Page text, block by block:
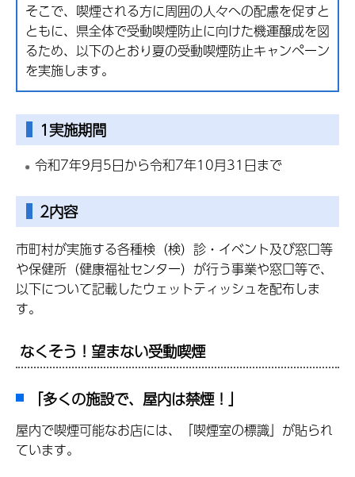
そこで、喫煙される方に周囲の人々への配慮を促すと
ともに、県全体で受動喫煙防止に向けた機運醸成を図
るため、以下のとおり夏の受動喫煙防止キャンペーン
を実施します。
1実施期間
令和7年9月5日から令和7年10月31日まで
2内容
市町村が実施する各種検（検）診・イベント及び窓口等
や保健所（健康福祉センター）が行う事業や窓口等で、
以下について記載したウェットティッシュを配布しま
す。
なくそう！望まない受動喫煙
「多くの施設で、屋内は禁煙！」
屋内で喫煙可能なお店には、「喫煙室の標識」が貼られ
ています。